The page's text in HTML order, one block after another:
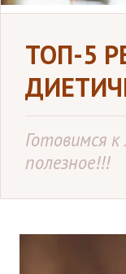
ТОП-5
Готовимся
полезное!!!